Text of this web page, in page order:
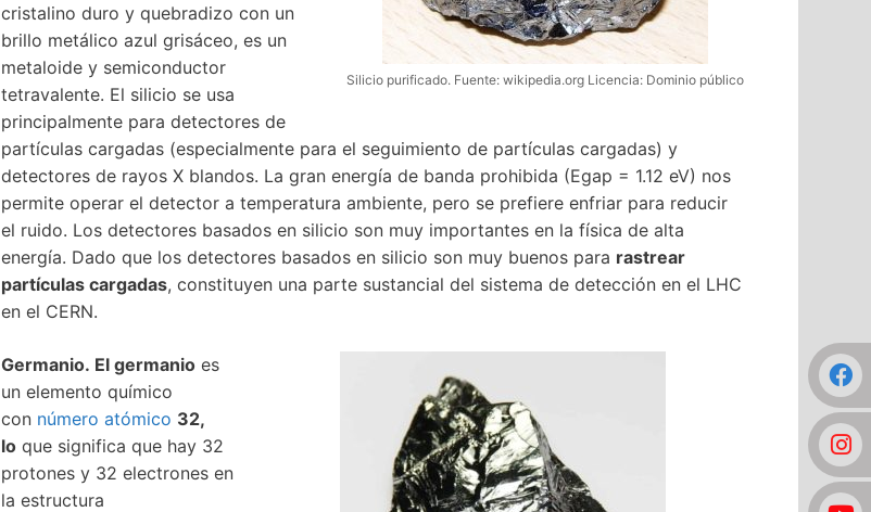
Silicio purificado. Fuente: wikipedia.org Licencia: Dominio público
cristalino duro y quebradizo con un
brillo metálico azul grisáceo, es un
metaloide y semiconductor
tetravalente. El silicio se usa
principalmente para detectores de
partículas cargadas (especialmente para el seguimiento de partículas cargadas) y
detectores de rayos X blandos. La gran energía de banda prohibida (Egap = 1.12 eV) nos
permite operar el detector a temperatura ambiente, pero se prefiere enfriar para reducir
el ruido. Los detectores basados ​​en silicio son muy importantes en la física de alta
energía. Dado que los detectores basados ​​en silicio son muy buenos para rastrear
partículas cargadas, constituyen una parte sustancial del sistema de detección en el LHC
en el CERN.
Germanio. El germanio es
un elemento químico
con número atómico 32,
lo que significa que hay 32
protones y 32 electrones en
la estructura